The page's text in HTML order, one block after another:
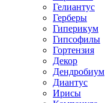
Гелиантус
Герберы
Гиперикум
Гипсофилы
Гортензия
Декор
Дендробиум
Диантус
Ирисы